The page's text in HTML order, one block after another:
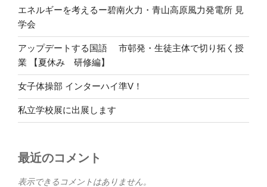
エネルギーを考えるー碧南火力・青山高原風力発電所 見
学会
アップデートする国語 市邨発・生徒主体で切り拓く授
業 【夏休み 研修編】
女子体操部 インターハイ準V！
私立学校展に出展します
最近のコメント
表示できるコメントはありません。